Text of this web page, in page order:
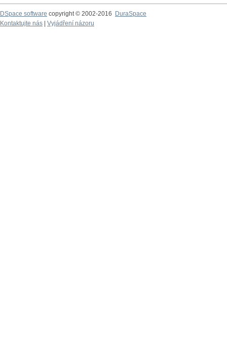
DSpace software copyright © 2002-2016
DuraSpace
Kontaktujte nás
Vyjádření názoru